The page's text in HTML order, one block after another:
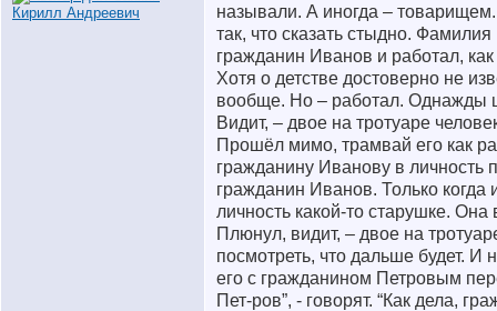
называли. А иногда –
так, что сказать стыдно.
гражданин Иванов и работал,
Хотя о детстве достоверно не
вообще. Но – работал. Однажды
Видит, – двое на тротуаре
Прошёл мимо, трамвай его как
гражданину Иванову в личность
гражданин Иванов. Только
личность какой-то старушке.
Плюнул, видит, – двое на
посмотреть, что дальше будет. И
его с гражданином Петровым
Пет-ров”, - говорят. “Как дела,